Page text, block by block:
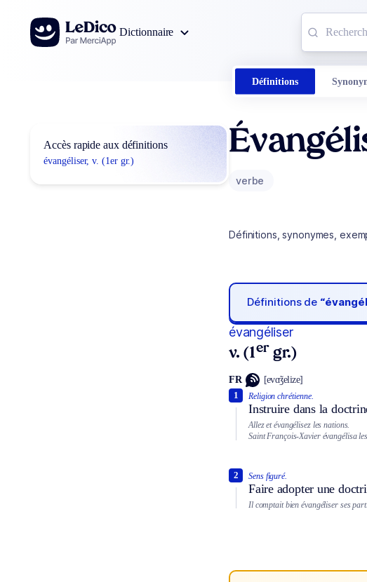
Aller au contenu
Dictionnaire
Définitions
Accès rapide aux définitions
évangéliser, v. (1er gr.)
verbe
Définitions, synonymes,
Définitions de
évangéliser
v. (1er gr.)
FR [evɑ̃ʒelize]
Religion chrétienne.
Instruire dans la
1
Allez et évangélisez les nations.
Saint François-Xavier évangélisa
Sens figuré.
Faire adopter une
2
Il comptait bien évangéliser ses